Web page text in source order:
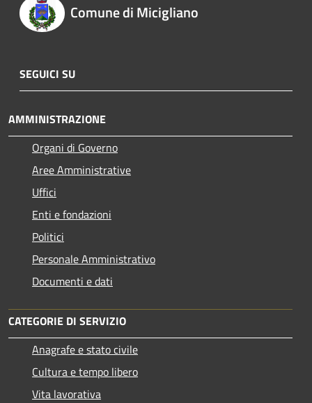
Comune di Micigliano
SEGUICI SU
AMMINISTRAZIONE
Organi di Governo
Aree Amministrative
Uffici
Enti e fondazioni
Politici
Personale Amministrativo
Documenti e dati
CATEGORIE DI SERVIZIO
Anagrafe e stato civile
Cultura e tempo libero
Vita lavorativa